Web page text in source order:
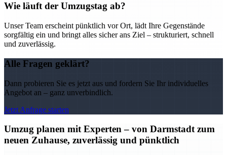
Wie läuft der Umzugstag ab?
Unser Team erscheint pünktlich vor Ort, lädt Ihre Gegenstände
sorgfältig ein und bringt alles sicher ans Ziel – strukturiert, schnell
und zuverlässig.
Alle Fragen geklärt?
Dann probieren Sie es jetzt aus und fordern Sie Ihr individuelles
Angebot an – ganz unverbindlich.
Jetzt Anfrage starten
Umzug planen mit Experten – von Darmstadt zum
neuen Zuhause, zuverlässig und pünktlich